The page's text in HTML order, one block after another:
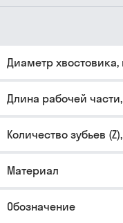
Диаметр
Длина рабочей
Количество зубьев
Материал
Обозначение